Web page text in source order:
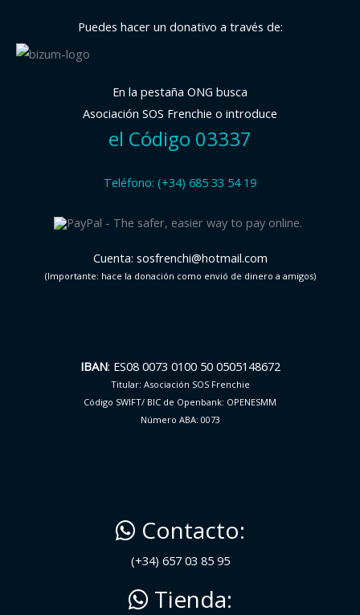
Puedes hacer un donativo a través de:
En la pestaña ONG busca
Asociación SOS Frenchie o introduce
el Código 03337
Teléfono: (+34) 685 33 54 19
Cuenta: sosfrenchi@hotmail.com
(Importante: hace la donación como envió de dinero a amigos)
IBAN: ES08 0073 0100 50 0505148672
Titular: Asociación SOS Frenchie
Código SWIFT/ BIC de Openbank: OPENESMM
Número ABA: 0073
Contacto:
(+34) 657 03 85 95
Tienda: